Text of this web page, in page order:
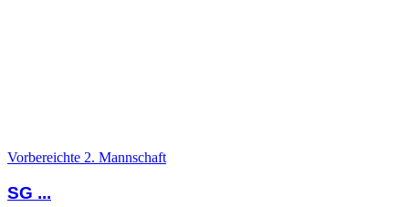
Vorbereichte 2. Mannschaft
SG ...